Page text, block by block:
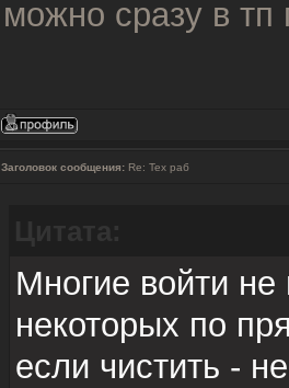
можно сразу в тп
Заголовок сообщения: Re: Тех раб
Многие войти
некоторых по
если чистить -